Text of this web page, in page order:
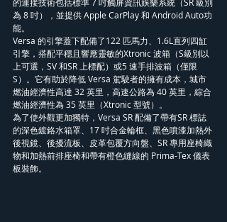
的連接技術包括標準 7 吋觸屏資訊娛樂系統（SR 級別
為 8 吋），並提供 Apple CarPlay 和 Android Auto功
能。
Versa 的引擎蓋下配備了122 匹馬力、1.6L直列四缸
引擎，搭配平穩且響應靈敏的Xtronic 波箱（S級別以
上可選，SV 和SR 上標配）或5 速手排波箱（僅限
S）。它有助於降低 Versa 駕駛者的擁有成本，城市
燃油經濟性高達 32 英里，高速公路為 40 英里，綜合
燃油經濟性為 35 英里（Xtronic 型號）。
為了使外觀更加獨特，Versa SR 配備了帶有SR 標誌
的深色鍍鉻水箱罩、17 吋合金輪框、黑色噴漆加熱外
後視鏡、後擾流板、皮革包覆方向盤、SR 專用座椅織
物和加熱前排座椅和帶有橙色縫線的 Prima-Tex 儀表
板裝飾。